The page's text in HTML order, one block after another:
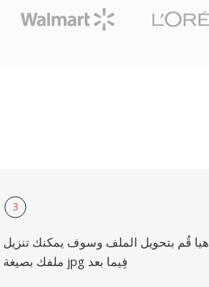
3
هيا قُم بتحويل الملف وسوف يمكنك تنزيل
ملفك بصيغة jpg فِيما بعد